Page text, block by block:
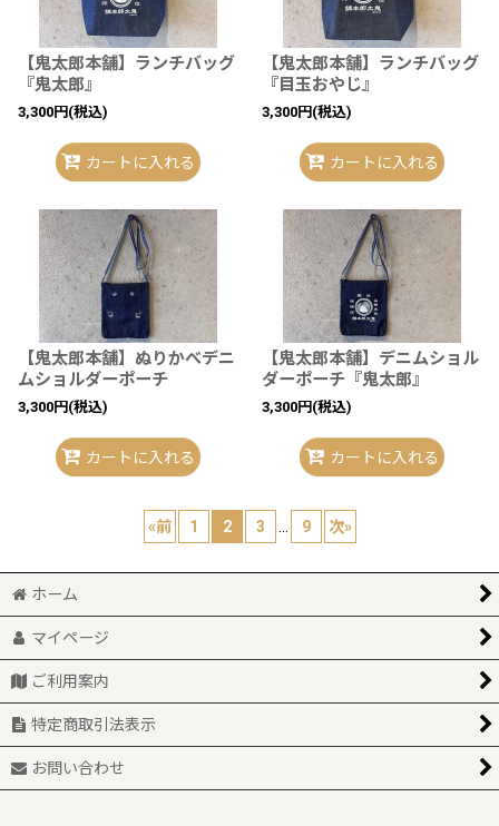
【鬼太郎本舗】ランチバッグ
『鬼太郎』
3,300円 (税込)
カートに入れる
【鬼太郎本舗】ランチバッグ
『目玉おやじ』
3,300円 (税込)
カートに入れる
【鬼太郎本舗】ぬりかべデニ
ムショルダーポーチ
3,300円 (税込)
カートに入れる
【鬼太郎本舗】デニムショル
ダーポーチ『鬼太郎』
3,300円 (税込)
カートに入れる
«前 1 2 3 9 次»
ホーム
マイページ
ご利用案内
特定商取引法表示
お問い合わせ